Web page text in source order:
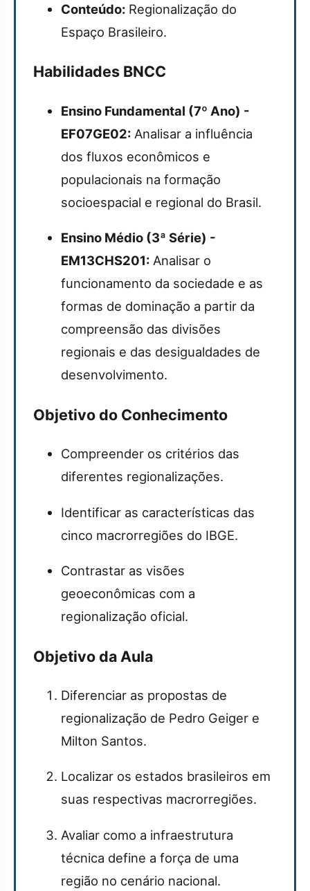
Conteúdo: Regionalização do
Espaço Brasileiro.
Habilidades BNCC
Ensino Fundamental (7º Ano) -
EF07GE02: Analisar a influência
dos fluxos econômicos e
populacionais na formação
socioespacial e regional do Brasil.
Ensino Médio (3ª Série) -
EM13CHS201: Analisar o
funcionamento da sociedade e as
formas de dominação a partir da
compreensão das divisões
regionais e das desigualdades de
desenvolvimento.
Objetivo do Conhecimento
Compreender os critérios das
diferentes regionalizações.
Identificar as características das
cinco macrorregiões do IBGE.
Contrastar as visões
geoeconômicas com a
regionalização oficial.
Objetivo da Aula
Diferenciar as propostas de
regionalização de Pedro Geiger e
Milton Santos.
Localizar os estados brasileiros em
suas respectivas macrorregiões.
Avaliar como a infraestrutura
técnica define a força de uma
região no cenário nacional.